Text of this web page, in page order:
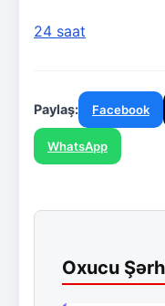
24 saat
Paylaş: Facebook
WhatsApp
Oxucu